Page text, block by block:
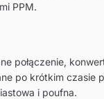
PPM.
połączenie,
po krótkim czasie
i poufna.